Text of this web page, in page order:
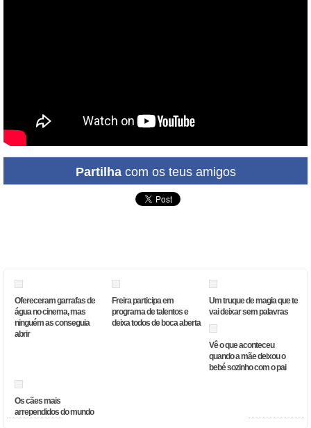
Partilhacom os teus amigos
Ofereceram garrafas de
água no cinema, mas
ninguém as conseguia
abrir
Freira participa em
programa de talentos e
deixa todos de boca aberta
Um truque de magia que te
vai deixar sem palavras
Vê o que aconteceu
quando a mãe deixou o
bebé sozinho com o pai
Os cães mais
arrependidos do mundo